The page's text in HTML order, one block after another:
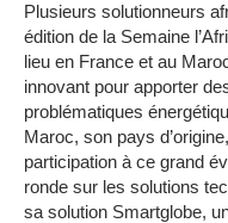
Plusieurs solutionneurs
édition de la Semaine
lieu en France et au
innovant pour apporter
problématiques
Maroc, son pays
participation à ce grand
ronde sur les solutions
sa solution Smartglobe,